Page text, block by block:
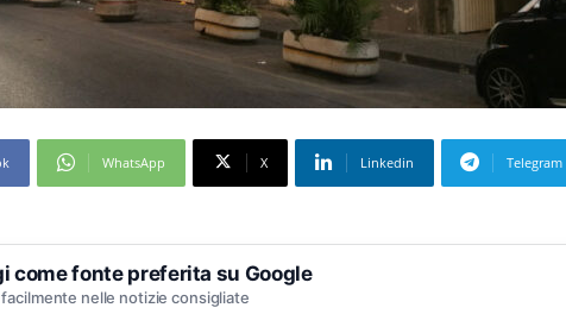
WhatsApp X Linkedin Telegram
come fonte preferita su Google
nelle notizie consigliate